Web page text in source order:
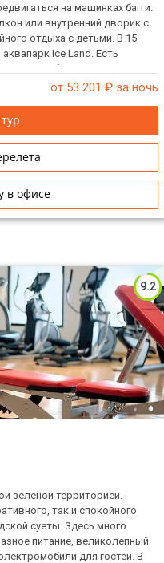
на машинках багги.
или внутренний дворик с
отдыха с детьми. В 15
Ice Land. Есть
берется депозит.
от 53 201 ₽ за ночь
в офисе
9.2
зеленой территорией.
так и спокойного
суеты. Здесь много
питание, великолепный
для гостей. В